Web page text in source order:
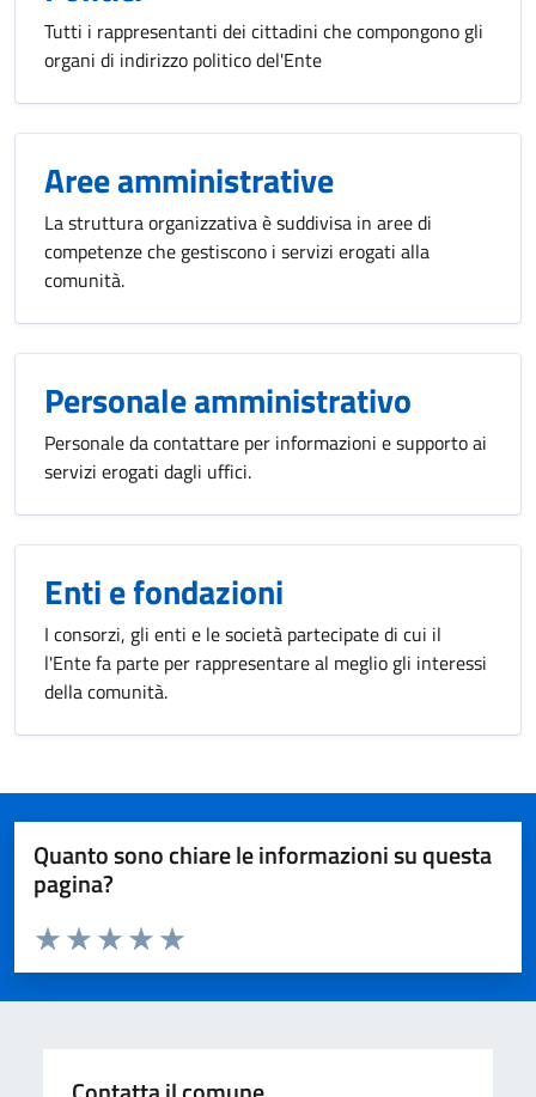
Tutti i rappresentanti dei cittadini che compongono gli
organi di indirizzo politico del'Ente
Aree amministrative
La struttura organizzativa è suddivisa in aree di
competenze che gestiscono i servizi erogati alla
comunità.
Personale amministrativo
Personale da contattare per informazioni e supporto ai
servizi erogati dagli uffici.
Enti e fondazioni
I consorzi, gli enti e le società partecipate di cui il
l'Ente fa parte per rappresentare al meglio gli interessi
della comunità.
Quanto sono chiare le informazioni su questa
pagina?
Valuta da 1 a 5 stelle la pagina
Valuta 5 stelle su 5
Valuta 4 stelle su 5
Valuta 3 stelle su 5
Valuta 2 stelle su 5
Valuta 1 stelle su 5